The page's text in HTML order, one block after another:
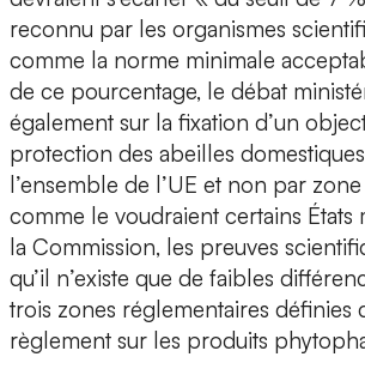
reconnu par les organismes
comme la norme minimale
de ce pourcentage, le débat
également sur la fixation d’un
protection des abeilles
l’ensemble de l’UE et non par
comme le voudraient certains États
la Commission, les preuves
qu’il n’existe que de faibles
trois zones réglementaires définies
règlement sur les produits